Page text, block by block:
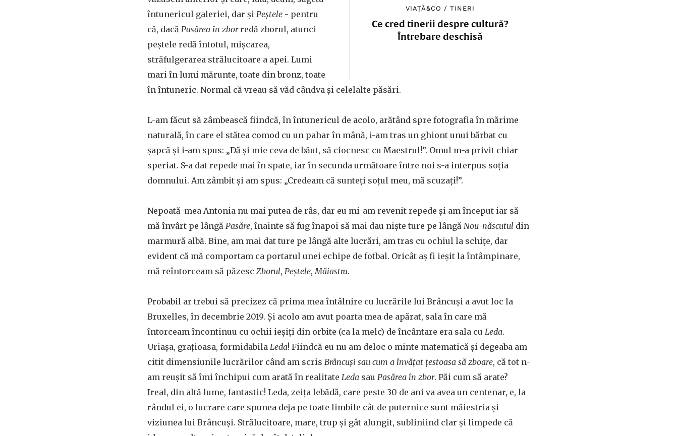
VIAȚĂ&CO /TINERI
Ce cred tinerii despre cultură?
Întrebare deschisă
întunericul galeriei, dar și Peștele - pentru
că, dacă Pasărea în zborredă zborul, atunci
peștele redă întotul, mișcarea,
străfulgerarea strălucitoare a apei. Lumi
mari în lumi mărunte, toate din bronz, toate
în întuneric. Normal că vreau să văd cândva și celelalte păsări.
L-am făcut să zâmbească fiindcă, în întunericul de acolo, arătând spre fotografia în mărime
naturală, în care el stătea comod cu un pahar în mână, i-am tras un ghiont unui bărbat cu
șapcă și i-am spus: „Dă și mie ceva de băut, să ciocnesc cu Maestrul!”. Omul m-a privit chiar
speriat. S-a dat repede mai în spate, iar în secunda următoare între noi s-a interpus soția
domnului. Am zâmbit și am spus: „Credeam că sunteți soțul meu, mă scuzați!”.
Nepoată-mea Antonia nu mai putea de râs, dar eu mi-am revenit repede și am început iar să
mă învârt pe lângă Pasăre, înainte să fug înapoi să mai dau niște ture pe lângă Nou-născutul din
marmură albă. Bine, am mai dat ture pe lângă alte lucrări, am tras cu ochiul la schițe, dar
evident că mă comportam ca portarul unei echipe de fotbal. Oricât aș fi ieșit la întâmpinare,
mă reîntorceam să păzesc Zborul, Peștele,Măiastra.
Probabil ar trebui să precizez că prima mea întâlnire cu lucrările lui Brâncuși a avut loc la
Bruxelles, în decembrie 2019. Și acolo am avut poarta mea de apărat, sala în care mă
întorceam încontinuu cu ochii ieșiți din orbite (ca la melc) de încântare era sala cu Leda.
Uriașa, grațioasa, formidabila Leda! Fiindcă eu nu am deloc o minte matematică și degeaba am
citit dimensiunile lucrărilor când am scris Brâncuși sau cum a învățat țestoasa să zboare, că tot n-
am reușit să îmi închipui cum arată în realitate Leda sau Pasărea în zbor. Păi cum să arate?
Ireal, din altă lume, fantastic! Leda, zeița lebădă, care peste 30 de ani va avea un centenar, e, la
rândul ei, o lucrare care spunea deja pe toate limbile cât de puternice sunt măiestria și
viziunea lui Brâncuși. Strălucitoare, mare, trup și gât alungit, subliniind clar și limpede că